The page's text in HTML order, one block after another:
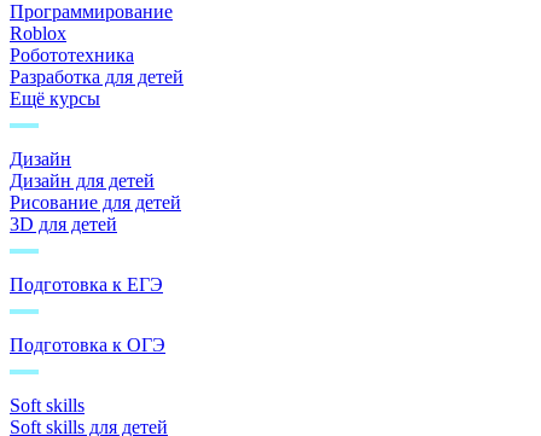
Программирование
Roblox
Робототехника
Разработка для детей
Ещё курсы
Дизайн
Дизайн для детей
Рисование для детей
3D для детей
Подготовка к ЕГЭ
Подготовка к ОГЭ
Soft skills
Soft skills для детей